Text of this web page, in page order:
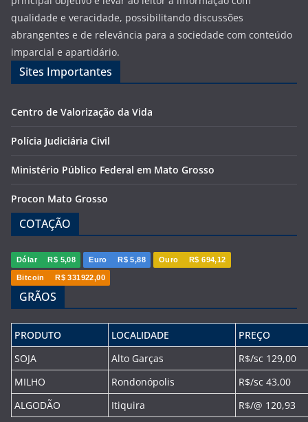
qualidade e veracidade, possibilitando discussões
abrangentes e de relevância para a sociedade com conteúdo
imparcial e apartidário.
Sites Importantes
Centro de Valorização da Vida
Polícia Judiciária Civil
Ministério Público Federal em Mato Grosso
Procon Mato Grosso
COTAÇÃO
Dólar R$ 5,08 Euro R$ 5,88 Ouro R$ 694,12
Bitcoin R$ 331922,00
GRÃOS
PRODUTO LOCALIDADE
PREÇO
SOJA
Alto Garças
R$/sc 129,00
MILHO
Rondonópolis
R$/sc 43,00
ALGODÃO
Itiquira R$/@ 120,93